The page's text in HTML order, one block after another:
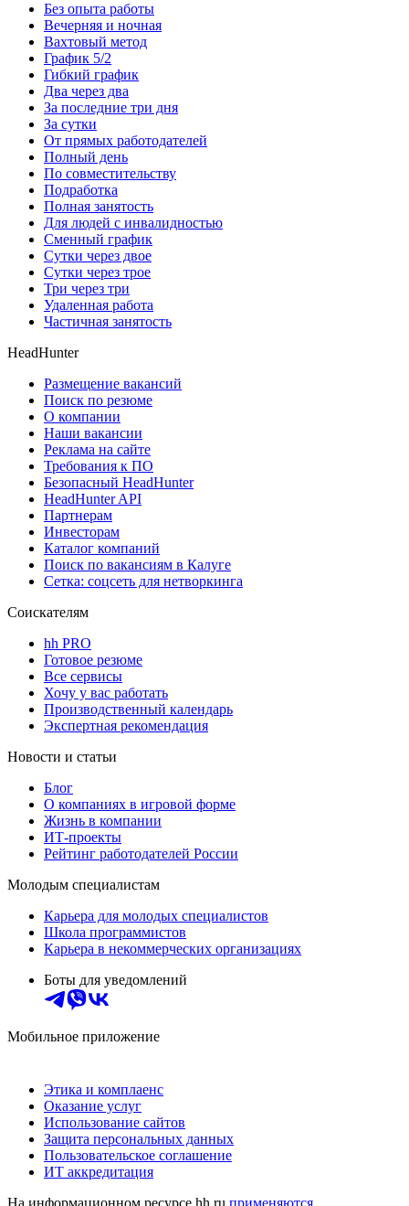
Без опыта работы
Вечерняя и ночная
Вахтовый метод
График 5/2
Гибкий график
Два через два
За последние три дня
За сутки
От прямых работодателей
Полный день
По совместительству
Подработка
Полная занятость
Для людей с инвалидностью
Сменный график
Сутки через двое
Сутки через трое
Три через три
Удаленная работа
Частичная занятость
HeadHunter
Размещение вакансий
Поиск по резюме
О компании
Наши вакансии
Реклама на сайте
Требования к ПО
Безопасный HeadHunter
HeadHunter API
Партнерам
Инвесторам
Каталог компаний
Поиск по вакансиям в Калуге
Сетка: соцсеть для нетворкинга
Соискателям
hh PRO
Готовое резюме
Все сервисы
Хочу у вас работать
Производственный календарь
Экспертная рекомендация
Новости и статьи
Блог
О компаниях в игровой форме
Жизнь в компании
ИТ-проекты
Рейтинг работодателей России
Молодым специалистам
Карьера для молодых специалистов
Школа программистов
Карьера в некоммерческих организациях
Боты для уведомлений
Мобильное приложение
Этика и комплаенс
Оказание услуг
Использование сайтов
Защита персональных данных
Пользовательское соглашение
ИТ аккредитация
На информационном ресурсе hh.ru применяются